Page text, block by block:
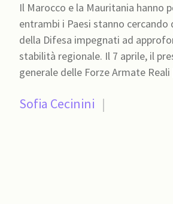
Il Marocco e la Mauritania hanno
entrambi i Paesi stanno cercando
della Difesa impegnati ad
stabilità regionale. Il 7 aprile, il presidente mauritano, Mohamed Ould Cheikh El Ghazouani, ha ricevuto l’ispettore
Sofia Cecinini |